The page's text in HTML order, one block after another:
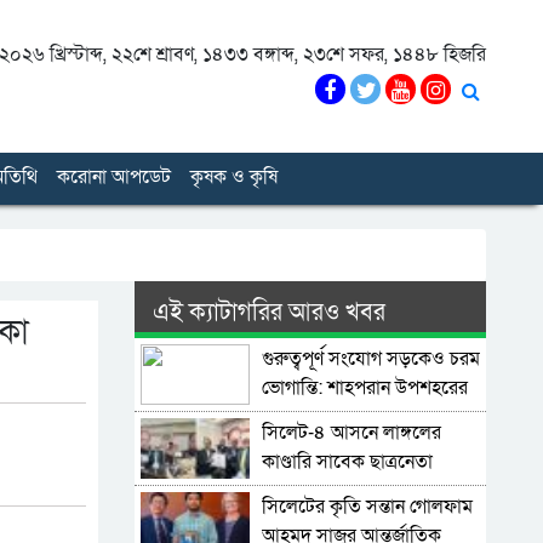
খ্রিস্টাব্দ, ২২শে শ্রাবণ, ১৪৩৩ বঙ্গাব্দ, ২৩শে সফর, ১৪৪৮ হিজরি
করোনা আপডেট কৃষক ও কৃষি
এই ক্যাটাগরির আরও খবর
গুরুত্বপূর্ণ সংযোগ সড়কেও চরম
ভোগান্তি: শাহপরান উপশহরের
রাস্তাঘাট সংস্কারের দাবি
সিলেট-৪ আসনে লাঙ্গলের
কাণ্ডারি সাবেক ছাত্রনেতা
মুজিবুর রহমান ডালিম
সিলেটের কৃতি সন্তান গোলফাম
আহমদ সাজুর আন্তর্জাতিক